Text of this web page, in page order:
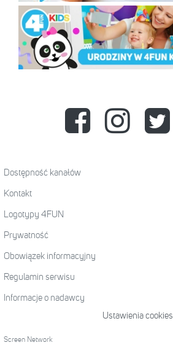
Dostępność kanałów
Kontakt
Logotypy 4FUN
Prywatność
Obowiązek informacyjny
Regulamin serwisu
Informacje o nadawcy
Ustawienia cookies
Screen Network